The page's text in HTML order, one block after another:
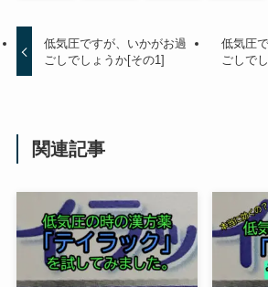
低気圧ですが、いかがお過
ごしでしょうか[その1]
低気圧
ごしで
関連記事